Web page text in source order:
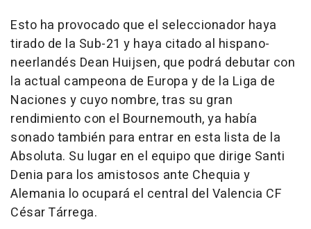
Esto ha provocado que el seleccionador haya
tirado de la Sub-21 y haya citado al hispano-
neerlandés Dean Huijsen, que podrá debutar con
la actual campeona de Europa y de la Liga de
Naciones y cuyo nombre, tras su gran
rendimiento con el Bournemouth, ya había
sonado también para entrar en esta lista de la
Absoluta. Su lugar en el equipo que dirige Santi
Denia para los amistosos ante Chequia y
Alemania lo ocupará el central del Valencia CF
César Tárrega.